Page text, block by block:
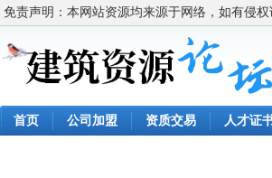
免责声明：本网站资源均来源于网络，如有侵
首页 公司加盟 资质交易 人才证